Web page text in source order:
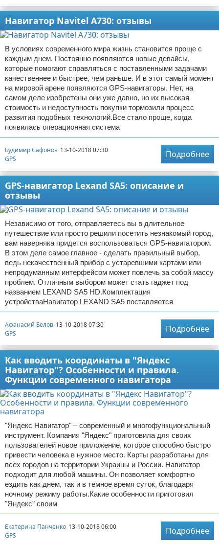
Навигатор Navitel A730: отзывы
В условиях современного мира жизнь становится проще с
каждым днем. Постоянно появляются новые девайсы,
которые помогают справляться с поставленными задачами
качественнее и быстрее, чем раньше. И в этот самый момент
на мировой арене появляются GPS-навигаторы. Нет, на
самом деле изобретены они уже давно, но их высокая
стоимость и недоступность покупки тормозили процесс
развития подобных технологий.Все стало проще, когда
появилась операционная система
Будимир Сафонов 13-10-2018 07:30
GPS
Подробнее
GPS-навигатор Lexand SA5: описание и
отзывы
Независимо от того, отправляетесь вы в длительное
путешествие или просто решили посетить незнакомый город,
вам наверняка придется воспользоваться GPS-навигатором.
В этом деле самое главное - сделать правильный выбор,
ведь некачественный прибор с устаревшими картами или
непродуманным интерфейсом может повлечь за собой массу
проблем. Отличным выбором может стать гаджет под
названием LEXAND SA5 HD.Комплектация
устройстваНавигатор LEXAND SA5 поставляется
Афанасий Белов 13-10-2018 07:30
GPS
Подробнее
Как вводить координаты в "Яндекс
Навигатор"? Особенности и правила.
Функции современного навигатора
"Яндекс Навигатор" – современный и многофункциональный
инструмент. Компания "Яндекс" приготовила для своих
пользователей новое приложение, которое способно быстро
привести человека в нужное место. Карты разработаны для
всех городов на территории Украины и России. Навигатор
подходит для любой машины. Он позволяет комфортно
ездить как днем, так и в темное время суток, благодаря
ночному режиму работы.Какие особенности приготовил
"Яндекс" своим
Екатерина Панченко 13-10-2018 06:00
GPS
Подробнее